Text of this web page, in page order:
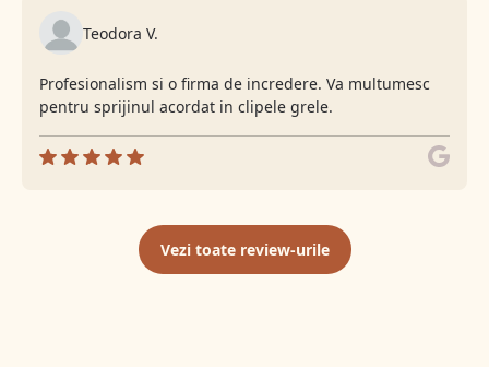
Teodora V.
Profesionalism si o firma de incredere. Va multumesc
pentru sprijinul acordat in clipele grele.
Vezi toate review-urile